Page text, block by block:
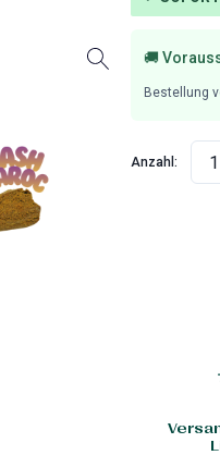
🚚
Bestellung
Anzahl: